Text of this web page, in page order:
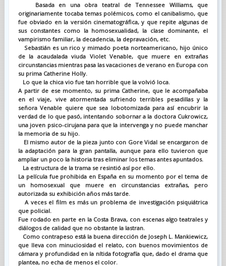
Basada en una obra teatral de Tennessee Williams, que
originariamente tocaba temas polémicos, como el canibalismo, que
fue obviado en la versión cinematográfica, y que repite algunas de
sus constantes como la homosexualidad, la clase dominante, el
vampirismo familiar, la decadencia, la depravación, etc.
Sebastián es un rico y mimado poeta norteamericano, hijo único
de la acaudalada viuda Violet Venable, que muere en extrañas
circunstancias mientras pasa las vacaciones de verano en Europa con
su prima Catherine Holly.
Lo que la chica vio fue tan horrible que la volvió loca.
A partir de ese momento, su prima Catherine, que le acompañaba
en el viaje, vive atormentada sufriendo terribles pesadillas y la
señora Venable quiere que sea lobotomizada para así encubrir la
verdad de lo que pasó, intentando sobornar a la doctora Cukrowicz,
una joven psico-cirujana para que la intervenga y no puede manchar
la memoria de su hijo.
El mismo autor de la pieza junto con Gore Vidal se encargaron de
la adaptación para la gran pantalla, aunque para ello tuvieron que
ampliar un poco la historia tras eliminar los temas antes apuntados.
La estructura de la trama se resintió así por ello.
La película fue prohibida en España en su momento por el tema de
un homosexual que muere en circunstancias extrañas, pero
autorizada su exhibición años más tarde.
A veces el film es más un problema de investigación psiquiátrica
que policial.
Fue rodado en parte en la Costa Brava, con escenas algo teatrales y
diálogos de calidad que no obstante la lastran.
Como contrapeso está la buena dirección de Joseph L. Mankiewicz,
que lleva con minuciosidad el relato, con buenos movimientos de
cámara y profundidad en la nítida fotografía que, dado el drama que
plantea, no echa de menos el color.